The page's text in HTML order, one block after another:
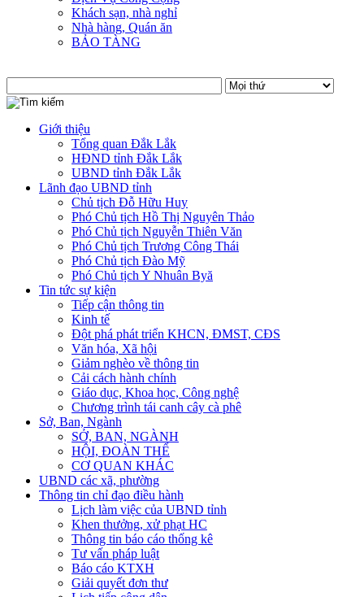
Khách sạn, nhà nghỉ
Nhà hàng, Quán ăn
BẢO TÀNG
Giới thiệu
Tổng quan Đắk Lắk
HĐND tỉnh Đắk Lắk
UBND tỉnh Đắk Lắk
Lãnh đạo UBND tỉnh
Chủ tịch Đỗ Hữu Huy
Phó Chủ tịch Hồ Thị Nguyên Thảo
Phó Chủ tịch Nguyễn Thiên Văn
Phó Chủ tịch Trương Công Thái
Phó Chủ tịch Đào Mỹ
Phó Chủ tịch Y Nhuân Byă
Tin tức sự kiện
Tiếp cận thông tin
Kinh tế
Đột phá phát triển KHCN, ĐMST, CĐS
Văn hóa, Xã hội
Giảm nghèo về thông tin
Cải cách hành chính
Giáo dục, Khoa học, Công nghệ
Chương trình tái canh cây cà phê
Sở, Ban, Ngành
SỞ, BAN, NGÀNH
HỘI, ĐOÀN THỂ
CƠ QUAN KHÁC
UBND các xã, phường
Thông tin chỉ đạo điều hành
Lịch làm việc của UBND tỉnh
Khen thưởng, xử phạt HC
Thông tin báo cáo thống kê
Tư vấn pháp luật
Báo cáo KTXH
Giải quyết đơn thư